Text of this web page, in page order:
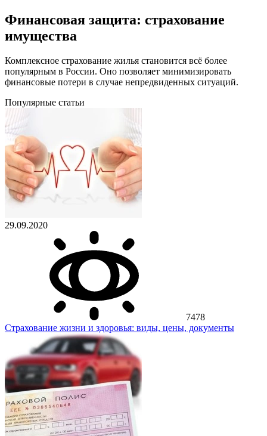
Финансовая защита: страхование
имущества
Комплексное страхование жилья становится всё более
популярным в России. Оно позволяет минимизировать
финансовые потери в случае непредвиденных ситуаций.
Популярные статьи
29.09.2020
7478
Страхование жизни и здоровья: виды, цены, документы